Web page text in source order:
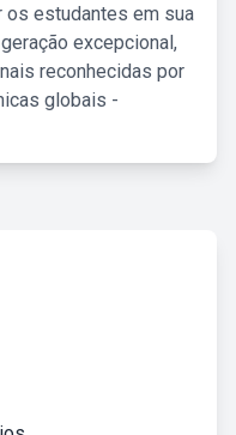
os estudantes em sua
excepcional,
reconhecidas por
globais -